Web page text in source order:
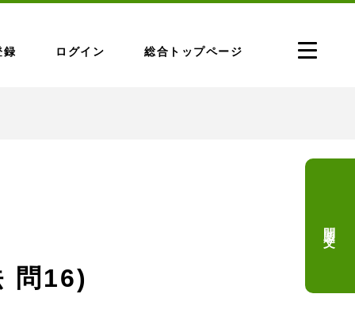
録 ログイン 総合トップページ
問16)